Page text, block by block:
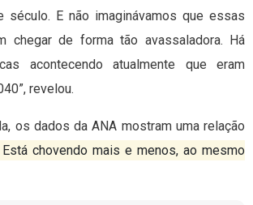
século. E não imaginávamos que essas
chegar de forma tão avassaladora. Há
acontecendo atualmente que eram
revelou.
os dados da ANA mostram uma relação
Está chovendo mais e menos, ao mesmo